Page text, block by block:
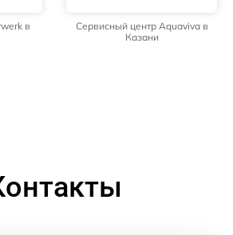
в
Сервисный центр Aquaviva в
Казани